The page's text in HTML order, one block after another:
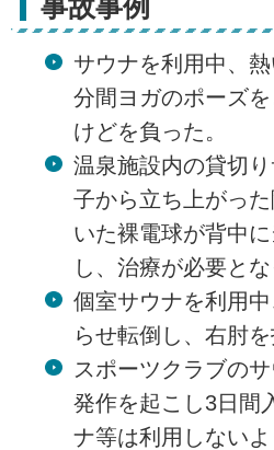
事故事例
サウナを利用中、
分間ヨガのポーズ
けどを負った。
温泉施設内の貸切
子から立ち上がっ
いた裸電球が背中
し、治療が必要とな
個室サウナを利用
らせ転倒し、右肘を
スポーツクラブの
発作を起こし3日間
ナ等は利用しないよ